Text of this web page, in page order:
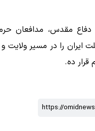
دفاع مقدس، مدافعان
ایران را در مسیر
قرار ده.